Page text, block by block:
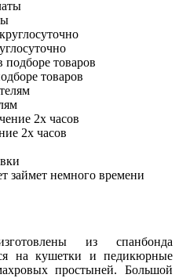
товаров
2х часов
займет немного времени
из спанбонда
на кушетки и педикюрные
простыней. Большой